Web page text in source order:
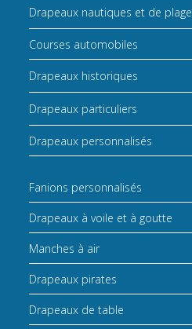
Drapeaux nautiques et de plage
Courses automobiles
Drapeaux historiques
Drapeaux particuliers
Drapeaux personnalisés
Fanions personnalisés
Drapeaux à voile et à goutte
Manches à air
Drapeaux pirates
Drapeaux de table